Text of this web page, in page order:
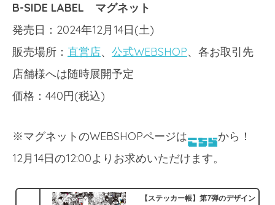
B-SIDE LABEL マグネット
発売日：2024年12月14日(土)
販売場所： 直営店、 公式WEBSHOP、各お取引先
店舗様へは随時展開予定
価格：440円(税込)
※マグネットのWEBSHOPページは
から！
12月14日の12:00よりお求めいただけます。
【ステッカー帳】第7弾のデザイン